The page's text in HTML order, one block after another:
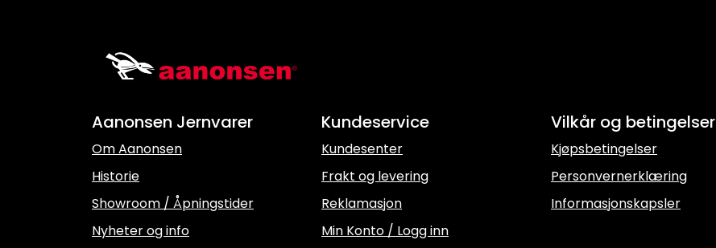
Aanonsen Jernvarer
Om Aanonsen
Historie
Showroom / Åpningstider
Nyheter og info
Kundeservice
Kundesenter
Frakt og levering
Reklamasjon
Min Konto / Logg inn
Vilkår og betingelser
Kjøpsbetingelser
Personvernerklæring
Informasjonskapsler